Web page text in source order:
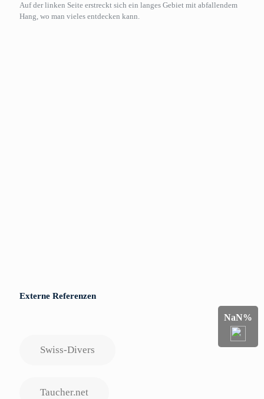
Auf der linken Seite erstreckt sich ein langes Gebiet mit abfallendem
Hang, wo man vieles entdecken kann.
Externe Referenzen
Swiss-Divers
Taucher.net
NaN%